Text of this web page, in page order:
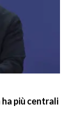
più centrali